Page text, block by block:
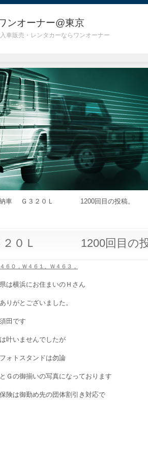
ンオーナー@東京
車販売・レンタカーならワンオーナー
納車 Ｇ３２０Ｌ 1200回目の投稿。
２０Ｌ 1200回目の
６０，Ｗ４６１、Ｗ４６３，
は横浜にお住まいのＨさん
りがとございました。
田です
叶いませんでしたが
ォトスタンドは勿論
Ｇの御揃いの写真になっております
険は御勤め先の団体割引き対応で